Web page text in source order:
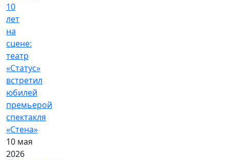
10
лет
на
сцене:
театр
«Статус»
встретил
юбилей
премьерой
спектакля
«Стена»
10 мая
2026